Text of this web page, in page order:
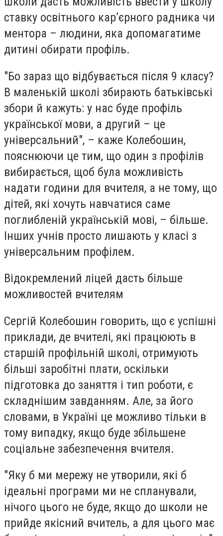
ставку освітнього кар’єрного радника чи
ментора – людини, яка допомагатиме
дитині обирати профіль.
"Бо зараз що відбувається після 9 класу?
В маленькій школі збирають батьківські
збори й кажуть: у нас буде профіль
української мови, а другий – це
універсальний", – каже Колебошин,
пояснюючи це тим, що один з профілів
вибирається, щоб була можливість
надати години для вчителя, а не тому, що
дітей, які хочуть навчатися саме
поглибленій українській мові, – більше.
Інших учнів просто лишають у класі з
універсальним профілем.
Відокремлений ліцей дасть більше
можливостей вчителям
Сергій Колебошин говорить, що є успішні
приклади, де вчителі, які працюють в
старшій профільній школі, отримують
більші заробітні плати, оскільки
підготовка до заняття і тип роботи, є
складнішим завданням. Але, за його
словами, в Україні це можливо тільки в
тому випадку, якщо буде збільшене
соціальне забезпечення вчителя.
"Яку б ми мережу не утворили, які б
ідеальні програми ми не спланували,
нічого цього не буде, якщо до школи не
прийде якісний вчитель, а для цього має